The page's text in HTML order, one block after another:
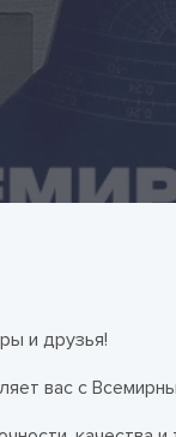
и друзья!
вас с